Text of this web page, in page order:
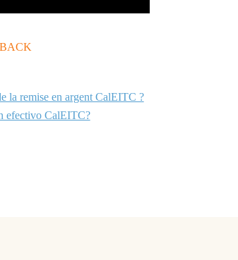
la remise en argent CalEITC ?
efectivo CalEITC?